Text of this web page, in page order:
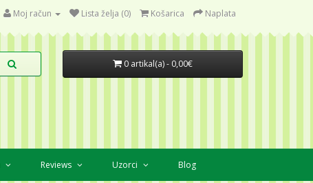
Moj račun Lista želja (0) Košarica Naplata
0 artikal(a) - 0,00€
Reviews Uzorci Blog